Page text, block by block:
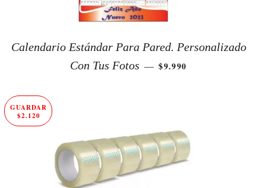
Calendario Estándar Para Pared. Personalizado
Con Tus Fotos — PRECIO DE OFERTA
$9.990
GUARDAR
$2.120